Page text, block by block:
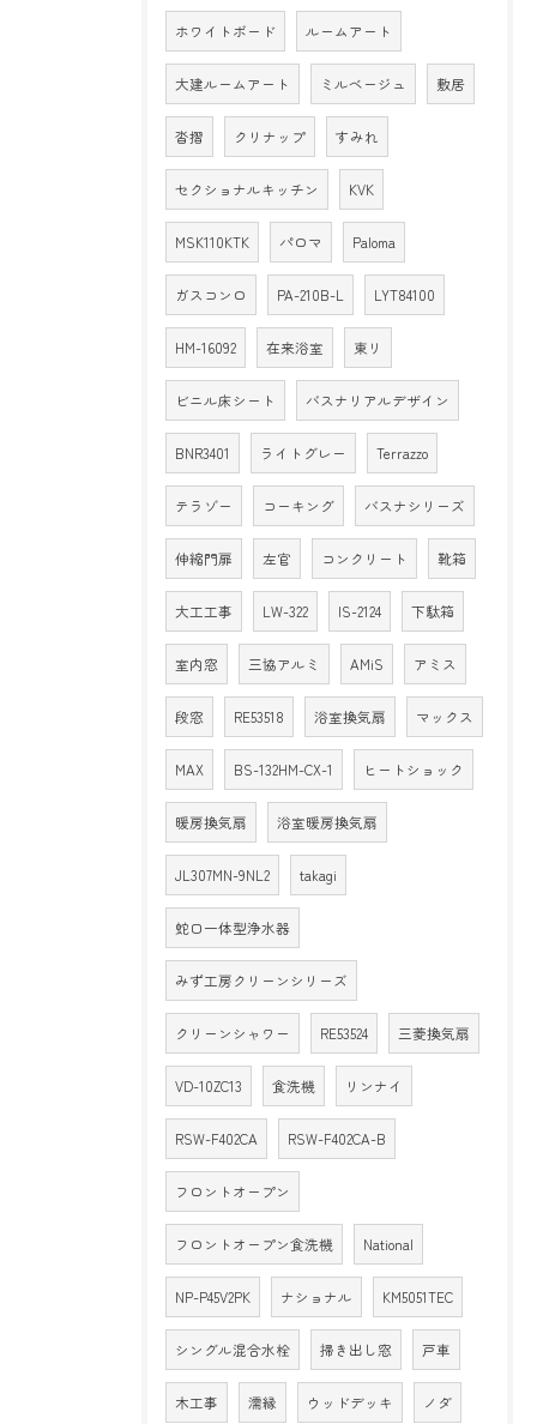
ホワイトボード ルームアート
大建ルームアート ミルベージュ 敷居
沓摺 クリナップ すみれ
セクショナルキッチン KVK
MSK110KTK パロマ Paloma
ガスコンロ PA-210B-L LYT84100
HM-16092 在来浴室 東リ
ビニル床シート バスナリアルデザイン
BNR3401 ライトグレー Terrazzo
テラゾー コーキング バスナシリーズ
伸縮門扉 左官 コンクリート 靴箱
大工工事 LW-322 IS-2124 下駄箱
室内窓 三協アルミ AMiS アミス
段窓 RE53518 浴室換気扇 マックス
MAX BS-132HM-CX-1 ヒートショック
暖房換気扇 浴室暖房換気扇
JL307MN-9NL2 takagi
蛇口一体型浄水器
みず工房クリーンシリーズ
クリーンシャワー RE53524 三菱換気扇
VD-10ZC13 食洗機 リンナイ
RSW-F402CA RSW-F402CA-B
フロントオープン
フロントオープン食洗機 National
NP-P45V2PK ナショナル KM5051TEC
シングル混合水栓 掃き出し窓 戸車
木工事 濡縁 ウッドデッキ ノダ